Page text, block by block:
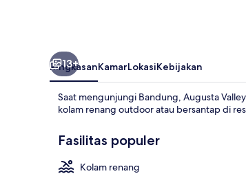
13+
RingkasanKamarLokasiKebijakan
Saat mengunjungi Bandung, Augusta
kolam renang outdoor atau bersantap di
Fasilitas populer
Kolam renang